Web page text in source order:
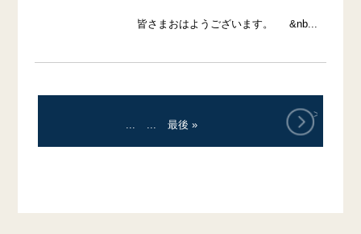
皆さまおはようございます。 &nb...
... ...
>
最後 »